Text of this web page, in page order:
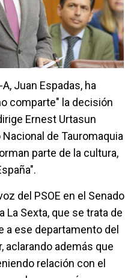
Juan Espadas, ha
comparte" la decisión
Ernest Urtasun
de Tauromaquia
parte de la cultura,
del PSOE en el Senado
La Sexta, que se trata de
a ese departamento del
aclarando además que
relación con el